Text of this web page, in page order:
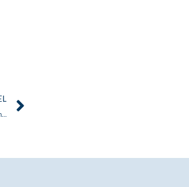
Die Wiederbelebung von Retro-Gaming und Nostalgie-Marketing: Trends 2025